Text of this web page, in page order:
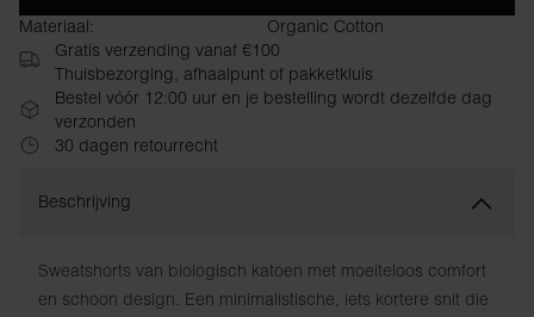
Materiaal:
Organic Cotton
Gratis verzending vanaf €100
Thuisbezorging, afhaalpunt of pakketkluis
Bestel vóór 12:00 uur en je bestelling wordt dezelfde dag
verzonden
30 dagen retourrecht
Beschrijving
Sweatshorts van biologisch katoen met moeiteloos comfort
en schoon design. Een minimalistische, iets kortere snit die